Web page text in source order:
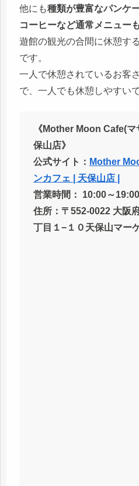
他にも種類が豊富なパンケ
コーヒーなど通常メニュー
遊館の観光の合間に休憩す
です。
一人で休憩されているお客
で、一人でも休憩しやすい
《Mother Moon Cafe(
保山店》
公式サイト： Mother
ンカフェ | 天保山店 |
営業時間： 10:00～
住所：〒552-0022 大阪
丁目１−１０天保山マー